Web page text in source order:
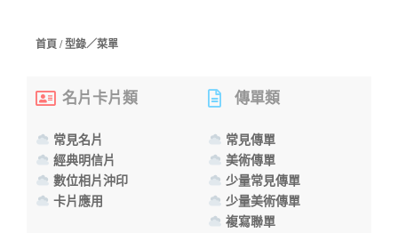
首頁 / 型錄／菜單
名片卡片類
常見名片
經典明信片
數位相片沖印
卡片應用
傳單類
常見傳單
美術傳單
少量常見傳單
少量美術傳單
複寫聯單